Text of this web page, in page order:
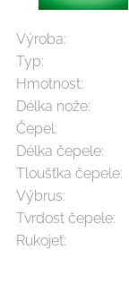
Výroba:
Typ: full
Hmotnost:
Délka nože:
Čepel: ocel
Délka čepele:
Tloušťka
Výbrus:
Tvrdost čepele:
Rukojeť:
G10